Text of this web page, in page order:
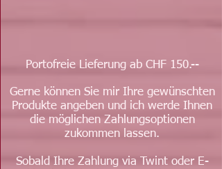
Portofreie Lieferung ab CHF 150.--
Gerne können Sie mir Ihre gewünschten
Produkte angeben und ich werde Ihnen
die möglichen Zahlungsoptionen
zukommen lassen.
Sobald Ihre Zahlung via Twint oder E-